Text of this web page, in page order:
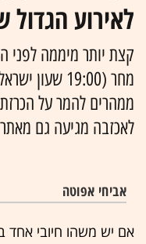
לאירוע
קצת יותר מיממה לפני
ממהרים להמר על
לאכזבה מגיעה גם מאתר Vodafone בגרמניה
אביחי אפוטה
אם יש משהו חיובי אחד